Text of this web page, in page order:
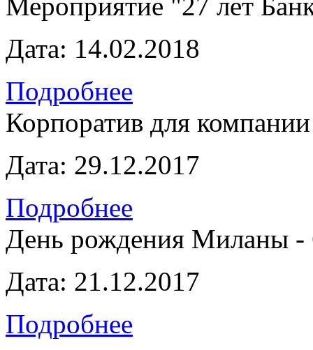
Дата: 14.02.2018
Подробнее
Корпоратив для
Дата: 29.12.2017
Подробнее
День рождения Миланы -
Дата: 21.12.2017
Подробнее